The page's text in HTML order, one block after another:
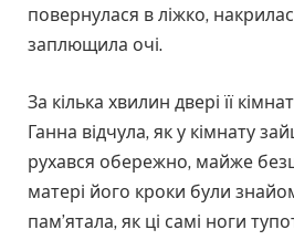
повернулася в ліжко,
заплющила очі.
За кілька хвилин двері її
Ганна відчула, як у кімнату
рухався обережно, майже
матері його кроки були
пам’ятала, як ці самі ноги